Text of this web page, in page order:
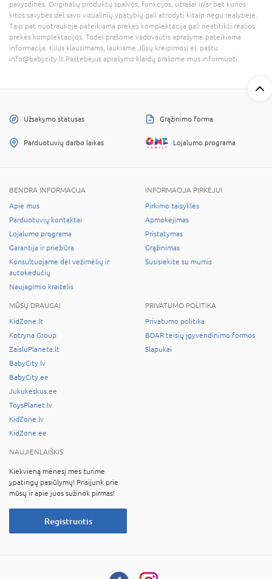
pavyzdinės. Originalių produktų spalvos, funkcijos, užrašai ir/ar bet kurios
kitos savybės dėl savo vizualinių ypatybių gali atrodyti kitaip negu realybėje.
Taip pat nuotraukoje pateikiama prekės komplektacija gali neatitikti realios
prekės komplektacijos. Todėl prašome vadovautis aprašyme pateikiama
informacija. Kilus klausimams, laukiame Jūsų kreipimosi el. paštu
info@babycity.lt Pastebėjus aprašymo klaidų prašome mus informuoti.
Užsakymo statusas Grąžinimo forma
Parduotuvių darbo laikas Lojalumo programa
BENDRA INFORMACIJA
Apie mus
Parduotuvių kontaktai
Lojalumo programa
Garantija ir priežiūra
Konsultuojame dėl vežimėlių ir
autokėdučių
Naujagimio kraitelis
INFORMACIJA PIRKĖJUI
Pirkimo taisyklės
Apmokėjimas
Pristatymas
Grąžinimas
Susisiekite su mumis
MŪSŲ DRAUGAI
KidZone.lt
Kotryna Group
ZaisluPlaneta.lt
BabyCity.lv
BabyCity.ee
Jukukeskus.ee
ToysPlanet.lv
KidZone.lv
KidZone.ee
PRIVATUMO POLITIKA
Privatumo politika
BDAR teisių įgyvendinimo formos
Slapukai
NAUJIENLAIŠKIS
Kiekvieną mėnesį mes turime
ypatingų pasiūlymų! Prisijunk prie
mūsų ir apie juos sužinok pirmas!
Registruotis